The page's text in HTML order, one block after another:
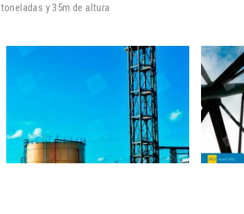
toneladas y 35m de altura